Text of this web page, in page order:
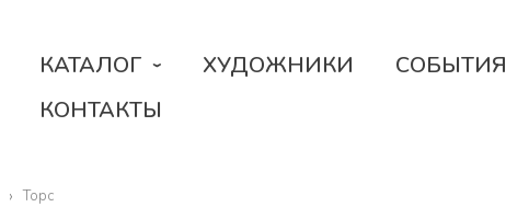
КАТАЛОГ ХУДОЖНИКИ СОБЫТИЯ
КОНТАКТЫ
Торс